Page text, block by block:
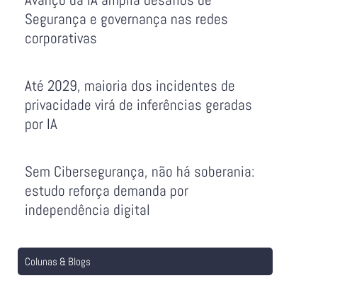
Segurança e governança nas redes
corporativas
Até 2029, maioria dos incidentes de
privacidade virá de inferências geradas
por IA
Sem Cibersegurança, não há soberania:
estudo reforça demanda por
independência digital
Colunas & Blogs